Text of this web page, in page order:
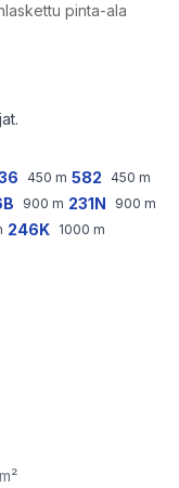
pinta-ala
450 m 582 450 m
900 m 231N 900 m
246K 1000 m